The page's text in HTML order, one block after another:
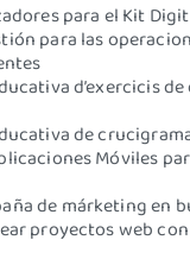
para el Kit
para las
d’exercicis
de
Móviles
de márketing en
proyectos web